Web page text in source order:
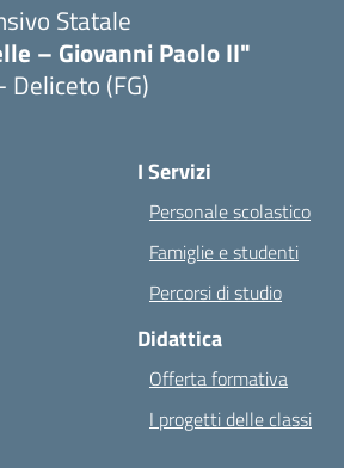
Statale
– Giovanni Paolo II"
Deliceto (FG)
I Servizi
Personale scolastico
Famiglie e studenti
Percorsi di studio
Didattica
Offerta formativa
I progetti delle classi